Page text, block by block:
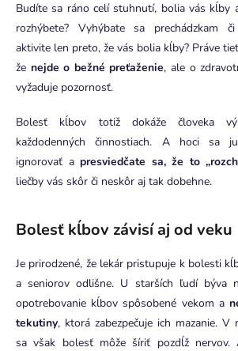
Budíte sa ráno celí stuhnutí, bolia vás kĺby
rozhýbete? Vyhýbate sa prechádzkam
aktivite len preto, že vás bolia kĺby? Práve
že nejde o bežné preťaženie, ale o
vyžaduje pozornosť.
Bolesť kĺbov totiž dokáže človeka
každodenných činnostiach. A hoci sa
ignorovať a presviedčate sa, že to
liečby vás skôr či neskôr aj tak dobehne.
Bolesť kĺbov závisí aj od veku
Je prirodzené, že lekár pristupuje k bolesti
a seniorov odlišne. U starších ľudí býva
opotrebovanie kĺbov spôsobené vekom a
tekutiny, ktorá zabezpečuje ich mazanie. V
sa však bolesť môže šíriť pozdĺž